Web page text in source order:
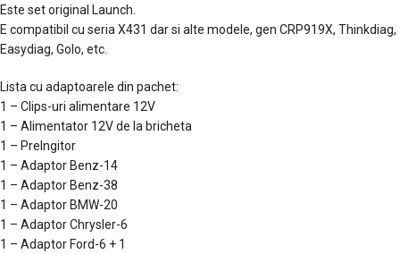
Este set original Launch.
E compatibil cu seria X431 dar si alte modele, gen CRP919X, Thinkdiag,
Easydiag, Golo, etc.
Lista cu adaptoarele din pachet:
1 – Clips-uri alimentare 12V
1 – Alimentator 12V de la bricheta
1 – Prelngitor
1 – Adaptor Benz-14
1 – Adaptor Benz-38
1 – Adaptor BMW-20
1 – Adaptor Chrysler-6
1 – Adaptor Ford-6 + 1